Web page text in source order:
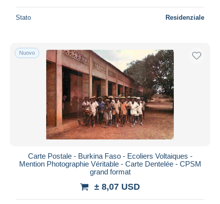
Prezzo
Spedizione gratuita
Metodi di pagamento
PayPal
Bonifico bancario
Visa
Mastercard
Bancontact
Maestro
Residenza del venditore
Stato Residenziale
Nuovo
Carte Postale - Burkina Faso - Ecoliers Voltaiques -
Mention Photographie Véritable - Carte Dentelée - CPSM
grand format
± 8,07 USD